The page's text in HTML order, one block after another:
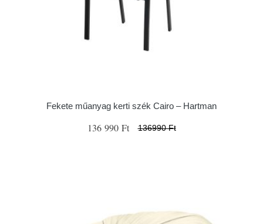
Fekete műanyag kerti szék Cairo – Hartman
136 990 Ft 136990 Ft